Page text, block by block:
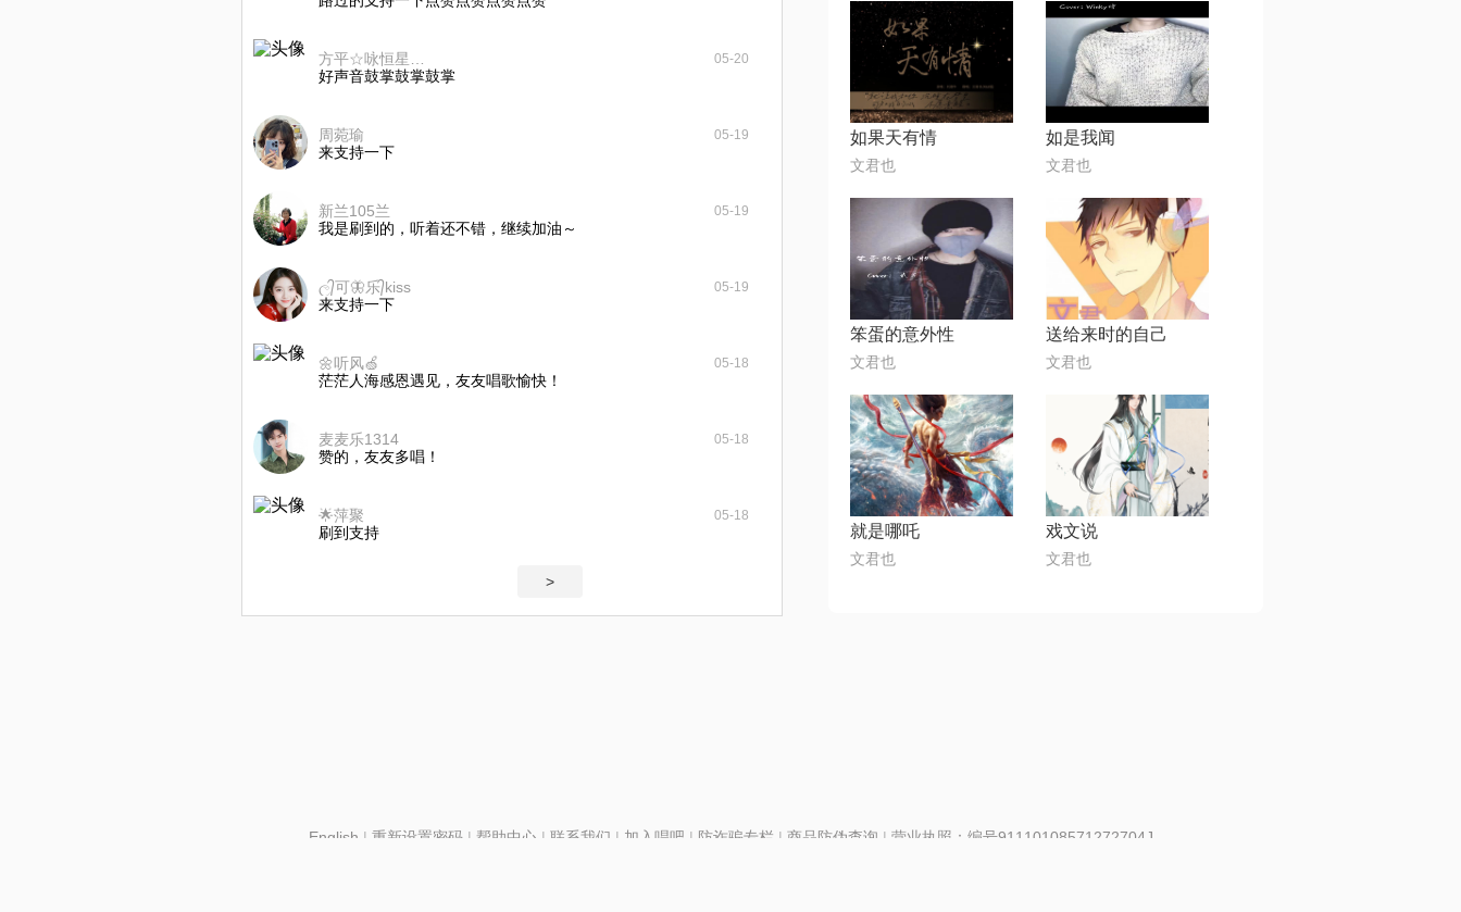
05-20
好声音鼓掌鼓掌鼓掌
周菀瑜 05-19
来支持一下
新兰105兰 05-19
我是刷到的，听着还不错，继续加油～
ල᭄可🦋乐᭄kiss 05-19
来支持一下
🌼听风🍏 05-18
茫茫人海感恩遇见，友友唱歌愉快！
麦麦乐1314 05-18
赞的，友友多唱！
🌟萍聚 05-18
刷到支持
>
如果天有情
文君也
如是我闻
文君也
笨蛋的意外性
文君也
送给来时的自己
文君也
就是哪吒
文君也
戏文说
文君也
English | 重新设置密码| 帮助中心 | 联系我们 | 加入唱吧 | 防诈骗专栏 | 商品防伪查询 | 营业执照：编号91110108571272704J